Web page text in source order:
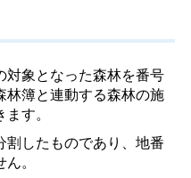
象となった森林を番号
林簿と連動する森林の施
す。
したものであり、地番
。